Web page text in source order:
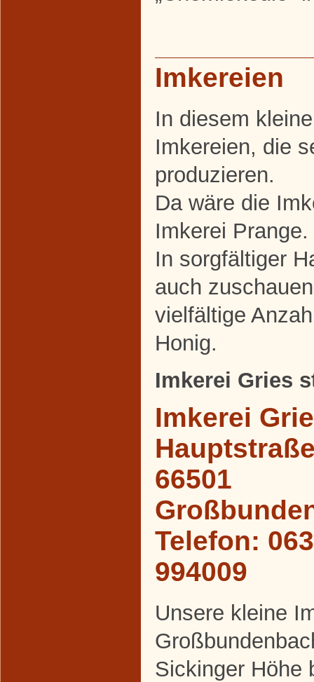
Imkereien
In diesem
Imkereien, die
produzieren.
Da wäre die
Imkerei Prange.
In sorgfältiger
auch
vielfältige
Honig.
Imkerei Gries
Imkerei
66501
Telefon:
994009
Unsere kleine
Sickinger Höhe